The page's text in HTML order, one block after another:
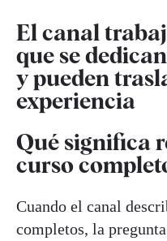
El canal
que se
y pueden
experiencia
Qué significa
curso
Cuando el canal
completos, la